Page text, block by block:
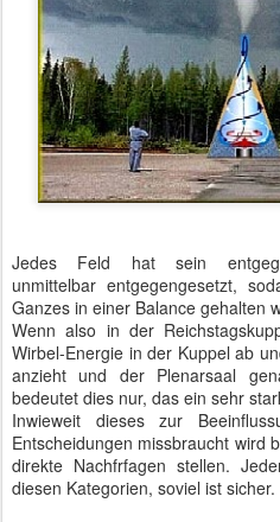
Jedes Feld hat sein
unmittelbar entgegengesetzt,
Ganzes in einer Balance gehalten
Wenn also in der
Wirbel-Energie in der Kuppel ab
anzieht und der Plenarsaal
bedeutet dies nur, das ein sehr
Inwieweit dieses zur
Entscheidungen missbraucht wird
direkte Nachfrfagen stellen.
diesen Kategorien, soviel ist sicher.